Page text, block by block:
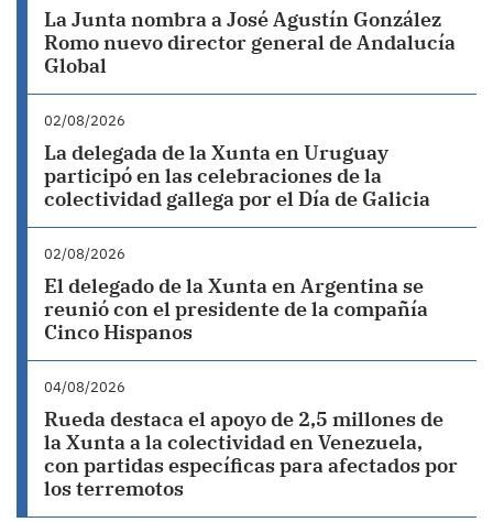
La Junta nombra a José Agustín González
Romo nuevo director general de Andalucía
Global
02/08/2026
La delegada de la Xunta en Uruguay
participó en las celebraciones de la
colectividad gallega por el Día de Galicia
02/08/2026
El delegado de la Xunta en Argentina se
reunió con el presidente de la compañía
Cinco Hispanos
04/08/2026
Rueda destaca el apoyo de 2,5 millones de
la Xunta a la colectividad en Venezuela,
con partidas específicas para afectados por
los terremotos